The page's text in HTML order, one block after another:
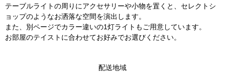
テーブルライトの周りにアクセサリーや小物を置くと、セレクトシ
ョップのようなお洒落な空間を演出します。
また、別ページでカラー違いの1灯ライトもご用意しています。
お部屋のテイストに合わせてお好みでお選びください。
配送地域